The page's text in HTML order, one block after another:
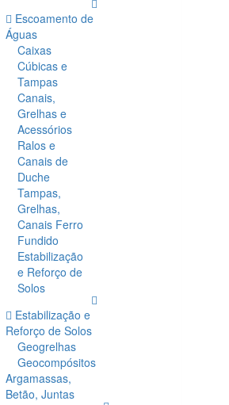
Escoamento de
Águas
Caixas
Cúbicas e
Tampas
Canais,
Grelhas e
Acessórios
Ralos e
Canais de
Duche
Tampas,
Grelhas,
Canais Ferro
Fundido
Estabilização
e Reforço de
Solos
Estabilização e
Reforço de Solos
Geogrelhas
Geocompósitos
Argamassas,
Betão, Juntas